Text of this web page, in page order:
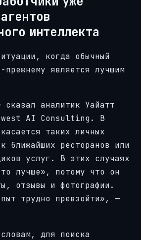
интеллекта
когда обычный
является лучшим
аналитик Уайатт
AI Consulting. В
таких личных
ближайших ресторанов или
услуг. В этих случаях
лучше», потому что он
отзывы и фотографии.
трудно превзойти», —
для поиска